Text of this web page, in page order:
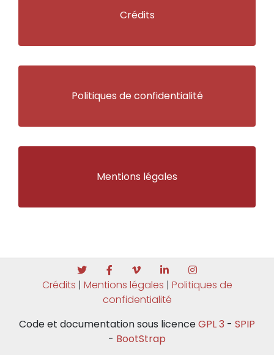
Crédits
Politiques de confidentialité
Mentions légales
Crédits | Mentions légales | Politiques de
confidentialité
Code et documentation sous licenceGPL 3 - SPIP
- BootStrap